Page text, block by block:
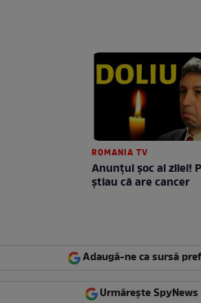
ROMANIA TV
Anunţul şoc al zilei!
ştiau că are cancer
Adaugă-ne ca sursă
Urmărește